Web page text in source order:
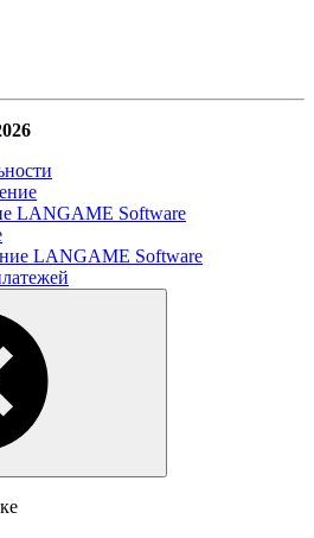
LANGAME Software
LANGAME Software